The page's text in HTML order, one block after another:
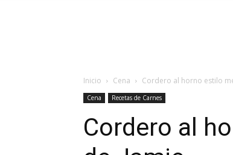
Inicio Cena Cordero al horno estilo
Cena Recetas de Carnes
Cordero al